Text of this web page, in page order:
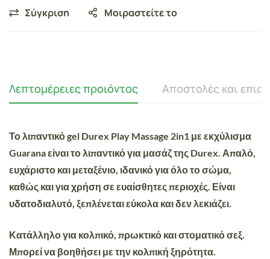
Σύγκριση Μοιραστείτε το
Λεπτομέρειες προιόντος Αποστολές και
Το λιπαντικό gel Durex Play Massage 2in1 με εκχύλισμα
Guarana είναι το λιπαντικό για μασάζ της Durex. Απαλό,
ευχάριστο και μεταξένιο, ιδανικό για όλο το σώμα,
καθώς και για χρήση σε ευαίσθητες περιοχές. Είναι
υδατοδιαλυτό, ξεπλένεται εύκολα και δεν λεκιάζει.
Κατάλληλο για κολπικό, πρωκτικό και στοματικό σεξ.
Μπορεί να βοηθήσει με την κολπική ξηρότητα.